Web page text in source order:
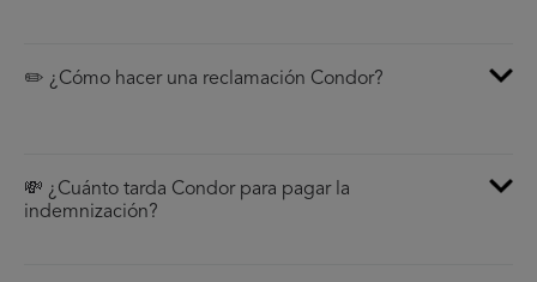
✏️ ¿Cómo hacer una reclamación Condor?
💸 ¿Cuánto tarda Condor para pagar la
indemnización?